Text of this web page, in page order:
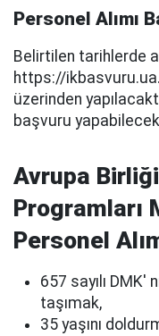
Personel Alımı
Belirtilen tarihlerde
https://
üzerinden
başvuru
Avrupa
Programları
Personel
657 sayılı DMK'
taşımak,
35 yaşını